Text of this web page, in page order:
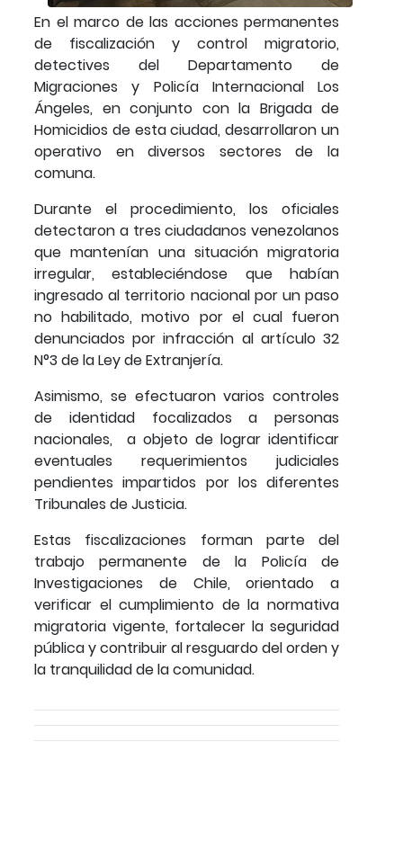
En el marco de las acciones permanentes
de fiscalización y control migratorio,
detectives del Departamento de
Migraciones y Policía Internacional Los
Ángeles, en conjunto con la Brigada de
Homicidios de esta ciudad, desarrollaron un
operativo en diversos sectores de la
comuna.
Durante el procedimiento, los oficiales
detectaron a tres ciudadanos venezolanos
que mantenían una situación migratoria
irregular, estableciéndose que habían
ingresado al territorio nacional por un paso
no habilitado, motivo por el cual fueron
denunciados por infracción al artículo 32
N°3 de la Ley de Extranjería.
Asimismo, se efectuaron varios controles
de identidad focalizados a personas
nacionales, a objeto de lograr identificar
eventuales requerimientos judiciales
pendientes impartidos por los diferentes
Tribunales de Justicia.
Estas fiscalizaciones forman parte del
trabajo permanente de la Policía de
Investigaciones de Chile, orientado a
verificar el cumplimiento de la normativa
migratoria vigente, fortalecer la seguridad
pública y contribuir al resguardo del orden y
la tranquilidad de la comunidad.